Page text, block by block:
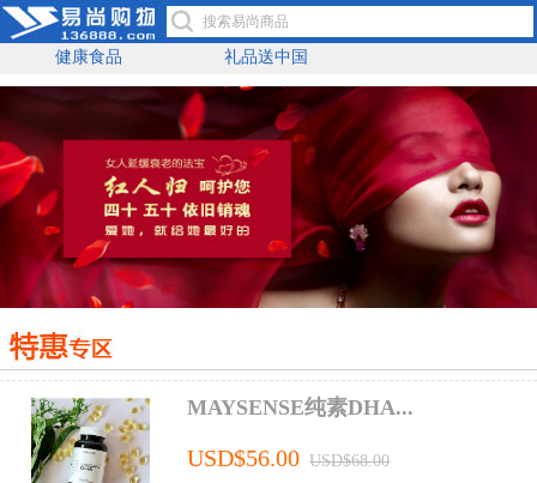
健康食品 礼品送中国
MAYSENSE纯素DHA...
USD$56.00 USD$68.00